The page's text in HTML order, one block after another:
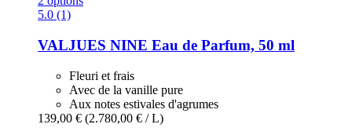
5.0 (1)
VALJUES NINE Eau de Parfum, 50 ml
Fleuri et frais
Avec de la vanille pure
Aux notes estivales d'agrumes
139,00 € (2.780,00 € / L)